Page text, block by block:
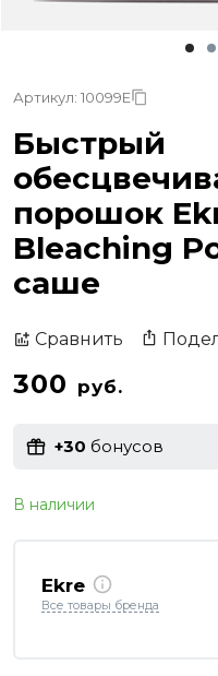
Артикул: 10099E
Быстрый
порошок
Bleaching
саше
Сравнить
300 руб.
+30 бонусов
В наличии
Ekre
Все товары бренда